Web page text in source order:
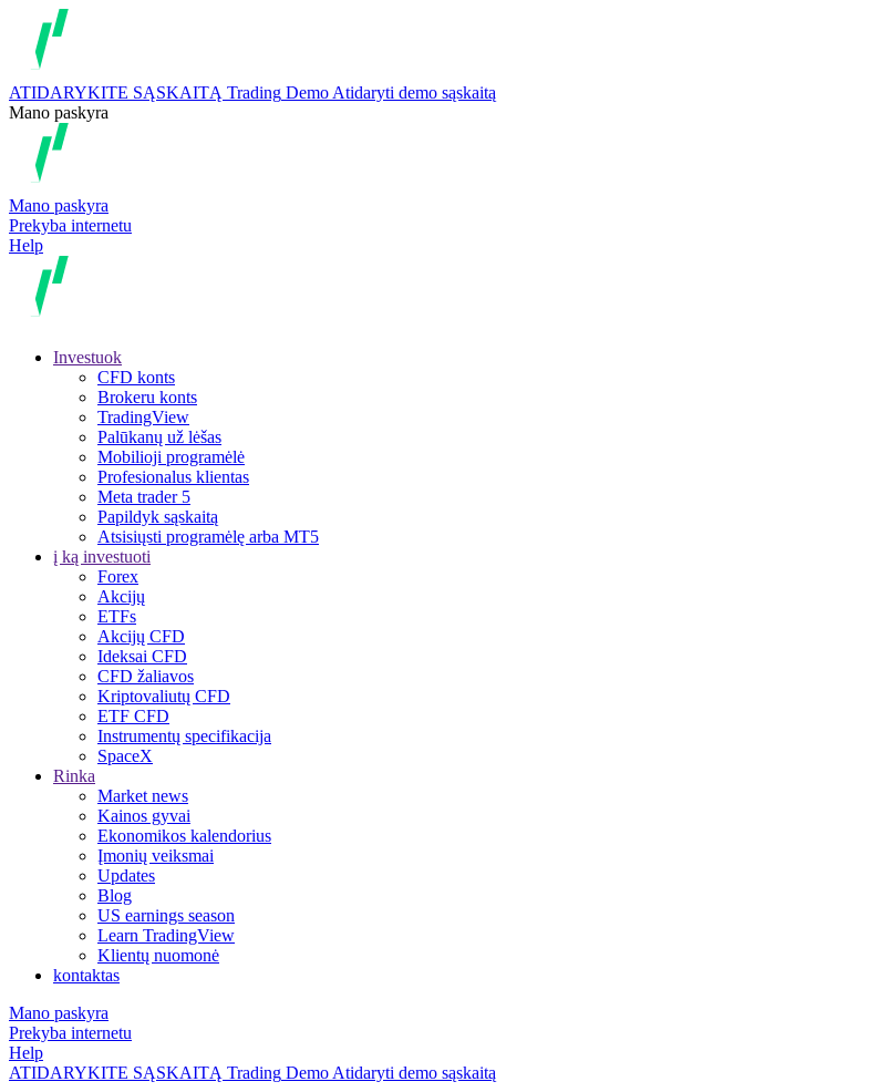
ATIDARYKITE SĄSKAITĄ Trading Demo Atidaryti demo sąskaitą
Mano paskyra
Mano paskyra
Prekyba internetu
Help
Investuok
CFD konts
Brokeru konts
TradingView
Palūkanų už lėšas
Mobilioji programėlė
Profesionalus klientas
Meta trader 5
Papildyk sąskaitą
Atsisiųsti programėlę arba MT5
į ką investuoti
Forex
Akcijų
ETFs
Akcijų CFD
Ideksai CFD
CFD žaliavos
Kriptovaliutų CFD
ETF CFD
Instrumentų specifikacija
SpaceX
Rinka
Market news
Kainos gyvai
Ekonomikos kalendorius
Įmonių veiksmai
Updates
Blog
US earnings season
Learn TradingView
Klientų nuomonė
kontaktas
Mano paskyra
Prekyba internetu
Help
ATIDARYKITE SĄSKAITĄ Trading Demo Atidaryti demo sąskaitą